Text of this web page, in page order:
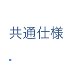
共通仕様